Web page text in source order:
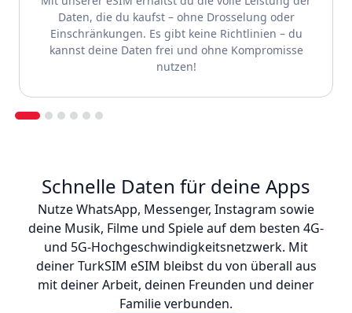
Daten, die du kaufst – ohne Drosselung oder
Einschränkungen. Es gibt keine Richtlinien – du
kannst deine Daten frei und ohne Kompromisse
nutzen!
Schnelle Daten für deine Apps
Nutze WhatsApp, Messenger, Instagram sowie
deine Musik, Filme und Spiele auf dem besten 4G-
und 5G-Hochgeschwindigkeitsnetzwerk. Mit
deiner TurkSIM eSIM bleibst du von überall aus
mit deiner Arbeit, deinen Freunden und deiner
Familie verbunden.